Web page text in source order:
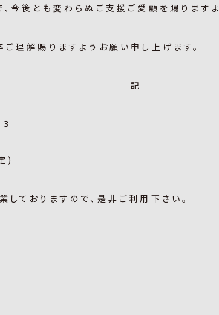
今後とも変わらぬご支援ご愛顧を賜ります
理解賜りますようお願い申し上げます。
記
)
ておりますので、是非ご利用下さい。